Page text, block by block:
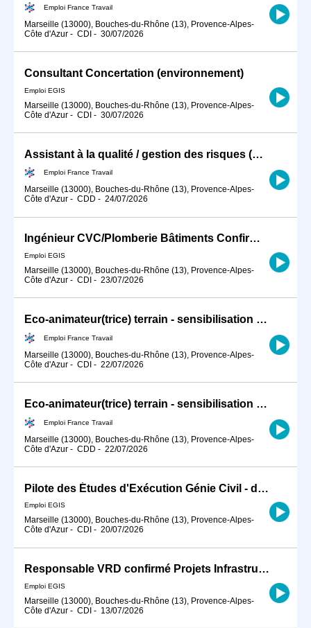
Emploi France Travail
Marseille (13000), Bouches-du-Rhône (13), Provence-Alpes-
Côte d'Azur - CDI - 30/07/2026
Consultant Concertation (environnement)
Emploi EGIS
Marseille (13000), Bouches-du-Rhône (13), Provence-Alpes-
Côte d'Azur - CDI - 30/07/2026
Assistant à la qualité / gestion des risques (H/F)
Emploi France Travail
Marseille (13000), Bouches-du-Rhône (13), Provence-Alpes-
Côte d'Azur - CDD - 24/07/2026
Ingénieur CVC/Plomberie Bâtiments Confirmé H/F
Emploi EGIS
Marseille (13000), Bouches-du-Rhône (13), Provence-Alpes-
Côte d'Azur - CDI - 23/07/2026
Eco-animateur(trice) terrain - sensibilisation au tri des déchets (H/F)
Emploi France Travail
Marseille (13000), Bouches-du-Rhône (13), Provence-Alpes-
Côte d'Azur - CDI - 22/07/2026
Eco-animateur(trice) terrain - sensibilisation au tri des déchets (H/F)
Emploi France Travail
Marseille (13000), Bouches-du-Rhône (13), Provence-Alpes-
Côte d'Azur - CDD - 22/07/2026
Pilote des Études d'Exécution Génie Civil - domaine nucléaire H/F
Emploi EGIS
Marseille (13000), Bouches-du-Rhône (13), Provence-Alpes-
Côte d'Azur - CDI - 20/07/2026
Responsable VRD confirmé Projets Infrastructure Linéaire Routière et Aménagement urbain H/F
Emploi EGIS
Marseille (13000), Bouches-du-Rhône (13), Provence-Alpes-
Côte d'Azur - CDI - 13/07/2026